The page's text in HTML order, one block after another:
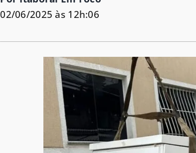
02/06/2025 às 12h:06